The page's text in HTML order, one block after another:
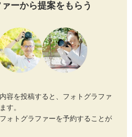
ーから提案をもらう
容を投稿すると、フォトグラファ
す。
ォトグラファーを予約することが